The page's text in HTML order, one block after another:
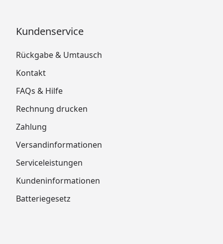
Kundenservice
Rückgabe & Umtausch
Kontakt
FAQs & Hilfe
Rechnung drucken
Zahlung
Versandinformationen
Serviceleistungen
Kundeninformationen
Batteriegesetz